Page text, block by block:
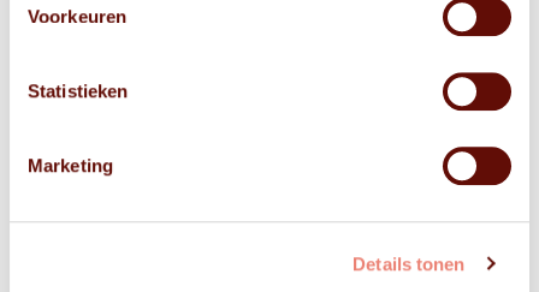
Voorkeuren
Statistieken
Marketing
Details tonen